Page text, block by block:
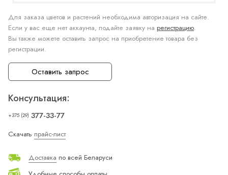
Для заказа цветов и растений необходима авторизация на сайте.
Если у вас еще нет аккаунта, подайте заявку на регистрацию.
Вы также можете оставить запрос на приобретение товара без
регистрации.
Оставить запрос
Консультация:
+375 (29) 377-33-77
Скачать прайс-лист
Доставка по всей Беларуси